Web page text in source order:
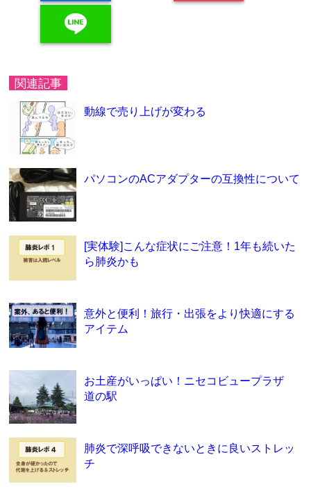
line
関連記事
動線で売り上げが変わる
パソコンのACアダプターの互換性について
[実体験]こんな症状にご注意！1年も続いた
ら肺炎かも
意外と便利！旅行・出張をより快適にする
アイテム
お土産がいっぱい！ニセコビュープラザ
道の駅
肺炎で深呼吸できないときに良いストレッ
チ